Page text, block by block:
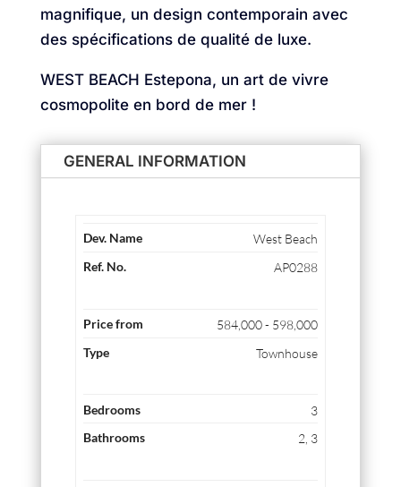
magnifique, un design contemporain avec
des spécifications de qualité de luxe.
WEST BEACH Estepona, un art de vivre
cosmopolite en bord de mer !
GENERAL INFORMATION
West Beach
AP0288
584,000 - 598,000
Townhouse
3
2, 3